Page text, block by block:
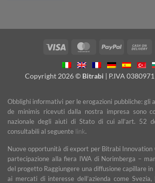
Visa MasterCardPayPal
Copyright 2026 © Bitrabi | P.IVA
Obblighi informativi per le erogazioni pubbliche: gli
de minimis ricevuti dalla nostra impresa sono
nazionale degli aiuti di Stato di cui all’art. 52
consultabili al seguente link.
Nuove opportunità di export per Bitrabi Innovation
partecipazione alla fiera IWA di Norimberga –
del progetto Raggiungere una diffusione capillare
ai mercati di interesse dell’azienda come